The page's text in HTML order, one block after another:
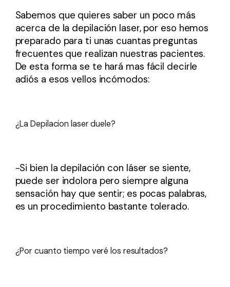
Sabemos que quieres saber un poco más
acerca de la depilación laser, por eso hemos
preparado para ti unas cuantas preguntas
frecuentes que realizan nuestras pacientes.
De esta forma se te hará mas fácil decirle
adiós a esos vellos incómodos:
¿La Depilacion laser duele?
-Si bien la depilación con láser se siente,
puede ser indolora pero siempre alguna
sensación hay que sentir; es pocas palabras,
es un procedimiento bastante tolerado.
¿Por cuanto tiempo veré los resultados?